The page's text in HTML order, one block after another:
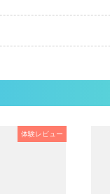
体験レビュー